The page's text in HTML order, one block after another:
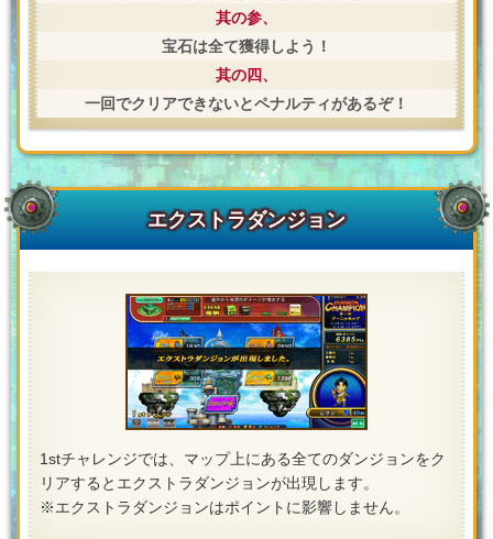
其の参、
宝石は全て獲得しよう！
其の四、
一回でクリアできないとペナルティがあるぞ！
エクストラダンジョン
1stチャレンジでは、マップ上にある全てのダンジョンをク
リアするとエクストラダンジョンが出現します。
※エクストラダンジョンはポイントに影響しません。